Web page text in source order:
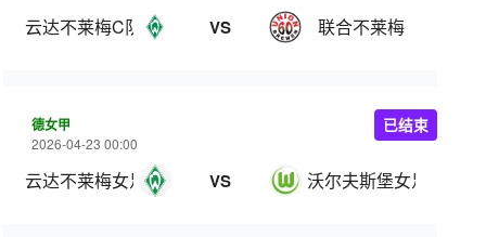
云达不莱梅C队 VS 联合不莱梅
德女甲
2026-04-23 00:00
云达不莱梅女足 VS 沃尔夫斯堡女足
已结束